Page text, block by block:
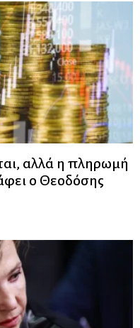
αλλά η πληρωμή
ο Θεοδόσης